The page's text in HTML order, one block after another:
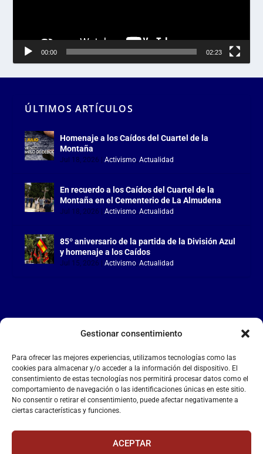
Gestionar consentimiento
Para ofrecer las mejores experiencias, utilizamos tecnologías como las
cookies para almacenar y/o acceder a la información del dispositivo. El
consentimiento de estas tecnologías nos permitirá procesar datos como el
comportamiento de navegación o las identificaciones únicas en este sitio.
No consentir o retirar el consentimiento, puede afectar negativamente a
ciertas características y funciones.
ACEPTAR
00:00 02:23
ÚLTIMOS ARTÍCULOS
Homenaje a los Caídos del Cuartel de la
Montaña
Jul 18, 2026 |Activismo,Actualidad
En recuerdo a los Caídos del Cuartel de la
Montaña en el Cementerio de La Almudena
Jul 18, 2026 |Activismo,Actualidad
85º aniversario de la partida de la División Azul
y homenaje a los Caídos
Jul 15, 2026 |Activismo,Actualidad
LA FALANGE
Reproductor
de
vídeo